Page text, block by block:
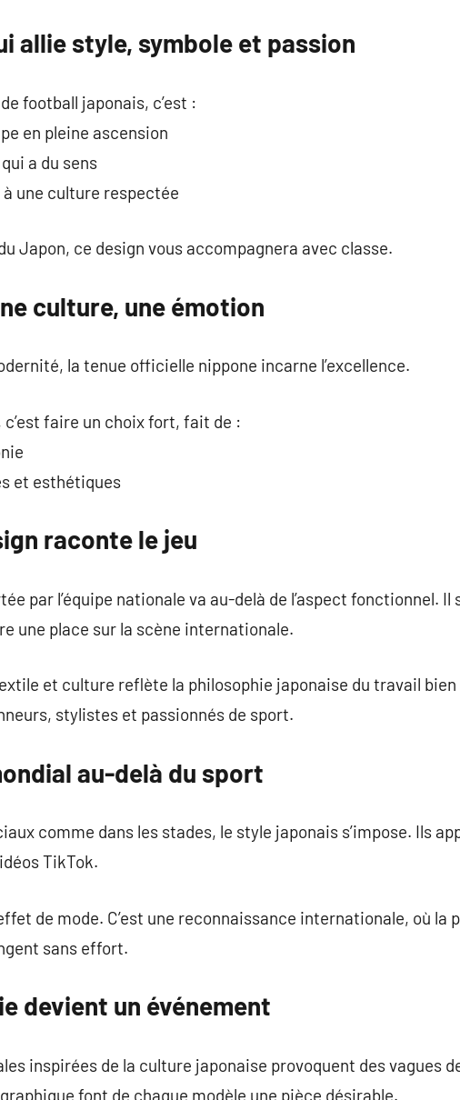
allie style, symbole et passion
football japonais, c’est :
en pleine ascension
a du sens
une culture respectée
Japon, ce design vous accompagnera avec classe.
culture, une émotion
la tenue officielle nippone incarne l’excellence.
faire un choix fort, fait de :
et esthétiques
raconte le jeu
par l’équipe nationale va au-delà de l’aspect fonctionnel. Il
une place sur la scène internationale.
et culture reflète la philosophie japonaise du travail
stylistes et passionnés de sport.
au-delà du sport
comme dans les stades, le style japonais s’impose. Ils
TikTok.
effet de mode. C’est une reconnaissance internationale, où la
sans effort.
devient un événement
inspirées de la culture japonaise provoquent des vagues
font de chaque modèle une pièce désirable.